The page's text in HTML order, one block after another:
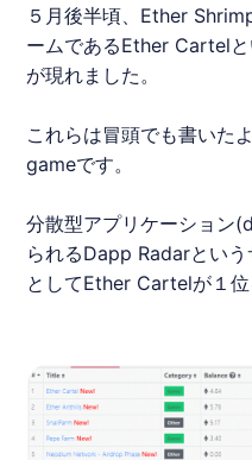
５月後半頃、Ether
ームであるEther Cartelと
が現れました。
これらは冒頭でも書いた
gameです。
分散型アプリケーション(
られるDapp Radarとい
としてEther Cartelが１位